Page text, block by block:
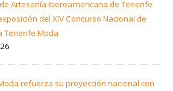
Artesanía Iberoamericana de Tenerife
del XIV Concurso Nacional de
Tenerife Moda
refuerza su proyección nacional con